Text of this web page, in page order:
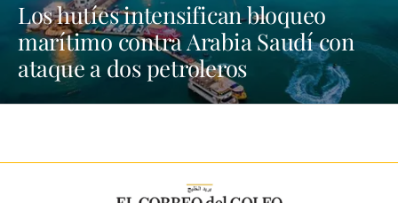
Los hutíes intensifican bloqueo
marítimo contra Arabia Saudí con
ataque a dos petroleros